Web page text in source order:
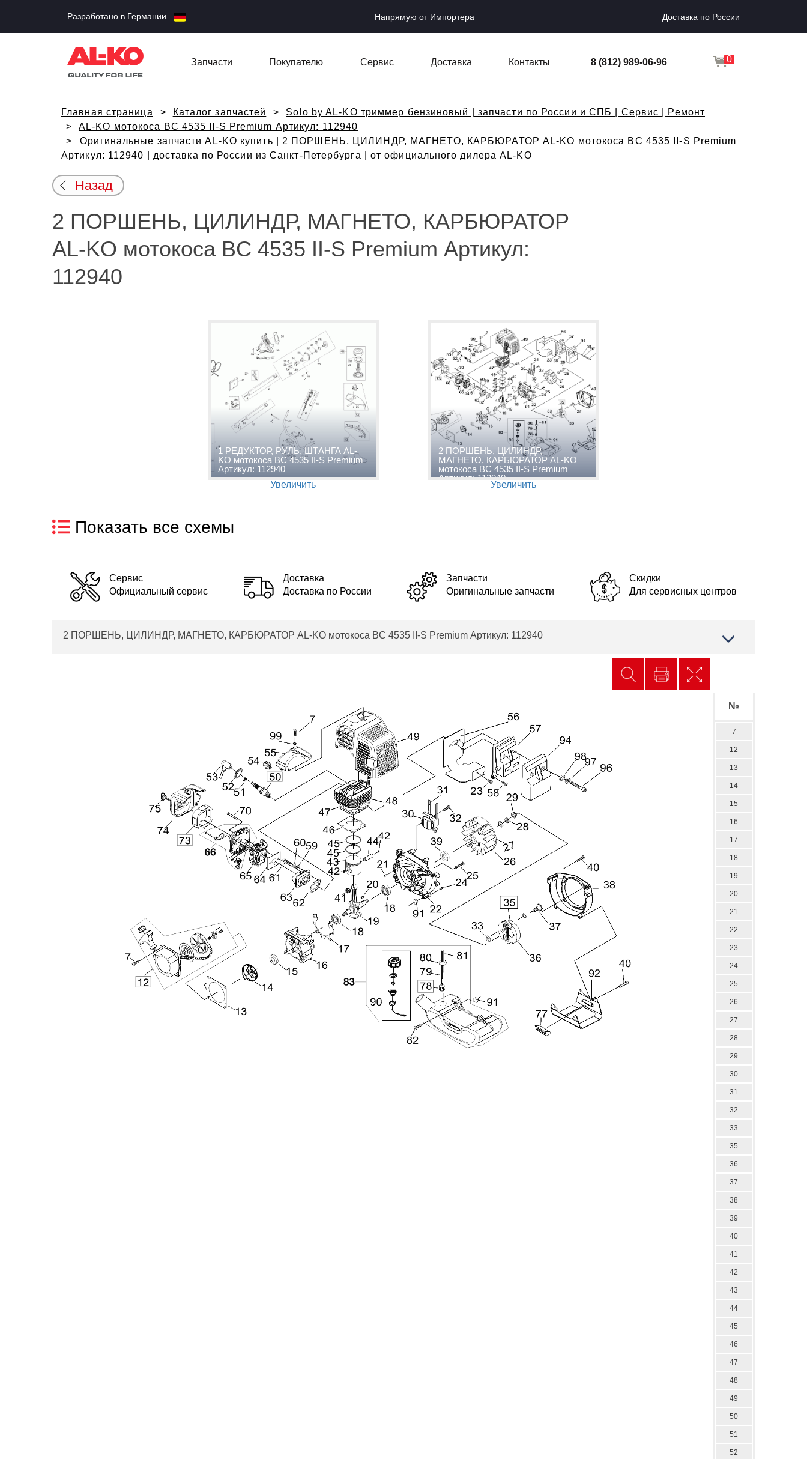
Разработано в Германии Напрямую от Импортера Доставка по России
Запчасти Покупателю Сервис Доставка Контакты 8 (812) 989-06-96 0
Главная страница Каталог запчастей
Solo by AL-KO триммер бензиновый | запчасти по России и СПБ | Сервис | Ремонт
AL-KO мотокоса BC 4535 II-S Premium Артикул: 112940
Оригинальные запчасти AL-KO купить | 2 ПОРШЕНЬ, ЦИЛИНДР, МАГНЕТО, КАРБЮРАТОР AL-KO мотокоса BC 4535 II-S Premium
Артикул: 112940 | доставка по России из Санкт-Петербурга | от официального дилера AL-KO
Назад
2 ПОРШЕНЬ, ЦИЛИНДР, МАГНЕТО, КАРБЮРАТОР
AL-KO мотокоса BC 4535 II-S Premium Артикул:
112940
1 РЕДУКТОР, РУЛЬ, ШТАНГА AL-
KO мотокоса BC 4535 II-S Premium
Артикул: 112940
Увеличить
2 ПОРШЕНЬ, ЦИЛИНДР,
МАГНЕТО, КАРБЮРАТОР AL-KO
мотокоса BC 4535 II-S Premium
Артикул: 112940
Увеличить
Показать все схемы
Сервис
Официальный сервис
Доставка
Доставка по России
Запчасти
Оригинальные запчасти
Скидки
Для сервисных центров
2 ПОРШЕНЬ, ЦИЛИНДР, МАГНЕТО, КАРБЮРАТОР AL-KO мотокоса BC 4535 II-S Premium Артикул: 112940
№
7
12
13
14
15
16
17
18
19
20
21
22
23
24
25
26
27
28
29
30
31
32
33
35
36
37
38
39
40
41
42
43
44
45
46
47
48
49
50
51
52